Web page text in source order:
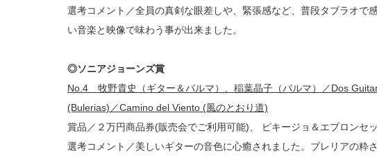
選考コメント／全員の真剣な眼差しや、緊張感など、普段タブラオで
い音楽と映像で味わう事が出来ました。
◎ソニアジョーンズ賞
No.4 牧野貴史（ギター＆パルマ）、稲葉晶子（パルマ）／Dos
(Bulerias)／Camino del Viento (風のとおり道)
賞品／２万円商品券(販売会でご利用可能)、 ピキージョ＆エプロンセ
選考コメント／美しいギターの音色に心癒されました。ブレリアの粋